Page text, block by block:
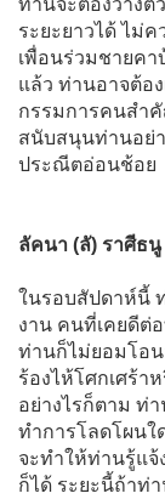
ระยะยาวได้ ไม่
เพื่อนร่วมชายคา
แล้ว ท่านอาจต้อ
กรรมการคนสำ
สนับสนุนท่านอย่
ประณีตอ่อนช้อย
ลัคนา (ลั) ราศีธนู
ในรอบสัปดาห์นี้
งาน คนที่เคยดีต่
ท่านก็ไม่ยอมโอน
ร้องไห้โศกเศร้า
อย่างไรก็ตาม ท่
ทำการโลดโผนใ
จะทำให้ท่านรู้แจ้
ก็ได้ ระยะนี้ถ้าท่